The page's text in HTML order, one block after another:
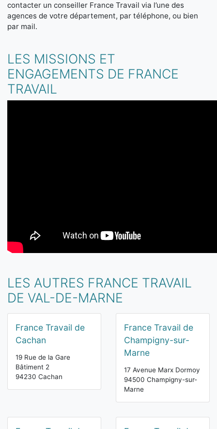
contacter un conseiller France Travail via l’une des
agences de votre département, par téléphone, ou bien
par mail.
LES MISSIONS ET
ENGAGEMENTS DE FRANCE
TRAVAIL
LES AUTRES FRANCE TRAVAIL
DE VAL-DE-MARNE
France Travail de
Cachan
19 Rue de la Gare
Bâtiment 2
94230 Cachan
France Travail de
Champigny-sur-
Marne
17 Avenue Marx Dormoy
94500 Champigny-sur-
Marne